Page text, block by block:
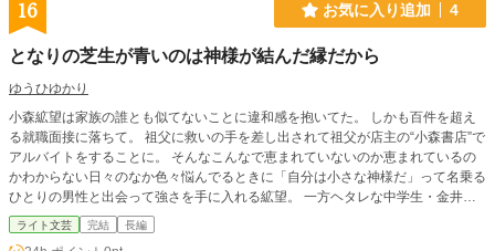
16 お気に入り追加 4
となりの芝生が青いのは神様が結んだ縁だから
ゆうひゆかり
小森絋望は家族の誰とも似てないことに違和感を抱いてた。 しかも百件を超え
る就職面接に落ちて。 祖父に救いの手を差し出されて祖父が店主の“小森書店”で
アルバイトをすることに。 そんなこんなで恵まれていないのか恵まれているの
かわからない日々のなか色々悩んでるときに「自分は小さな神様だ」って名乗る
ひとりの男性と出会って強さを手に入れる絋望。 一方ヘタレな中学生・金井朋
翔は家族仲が決していいとは言えず。 特に自分より頭がよく友達が多いように
みえる高校生の兄・明翔とは折り合いが悪くて。 絋望と同じく「自分は小さな
ライト文芸 完結 長編